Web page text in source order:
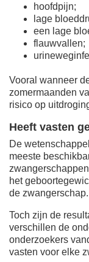
hoofdpijn;
lage
een lage
flauwvallen;
Vooral wanneer
zomermaanden
risico op
Heeft vasten
De
meeste
het
de zwangerschap.
Toch zijn de
verschillen de
onderzoekers
vasten voor elke